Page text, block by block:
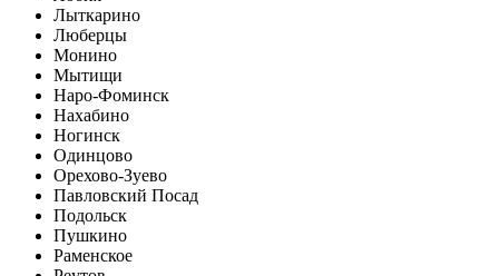
Лыткарино
Люберцы
Монино
Мытищи
Наро-Фоминск
Нахабино
Ногинск
Одинцово
Орехово-Зуево
Павловский Посад
Подольск
Пушкино
Раменское